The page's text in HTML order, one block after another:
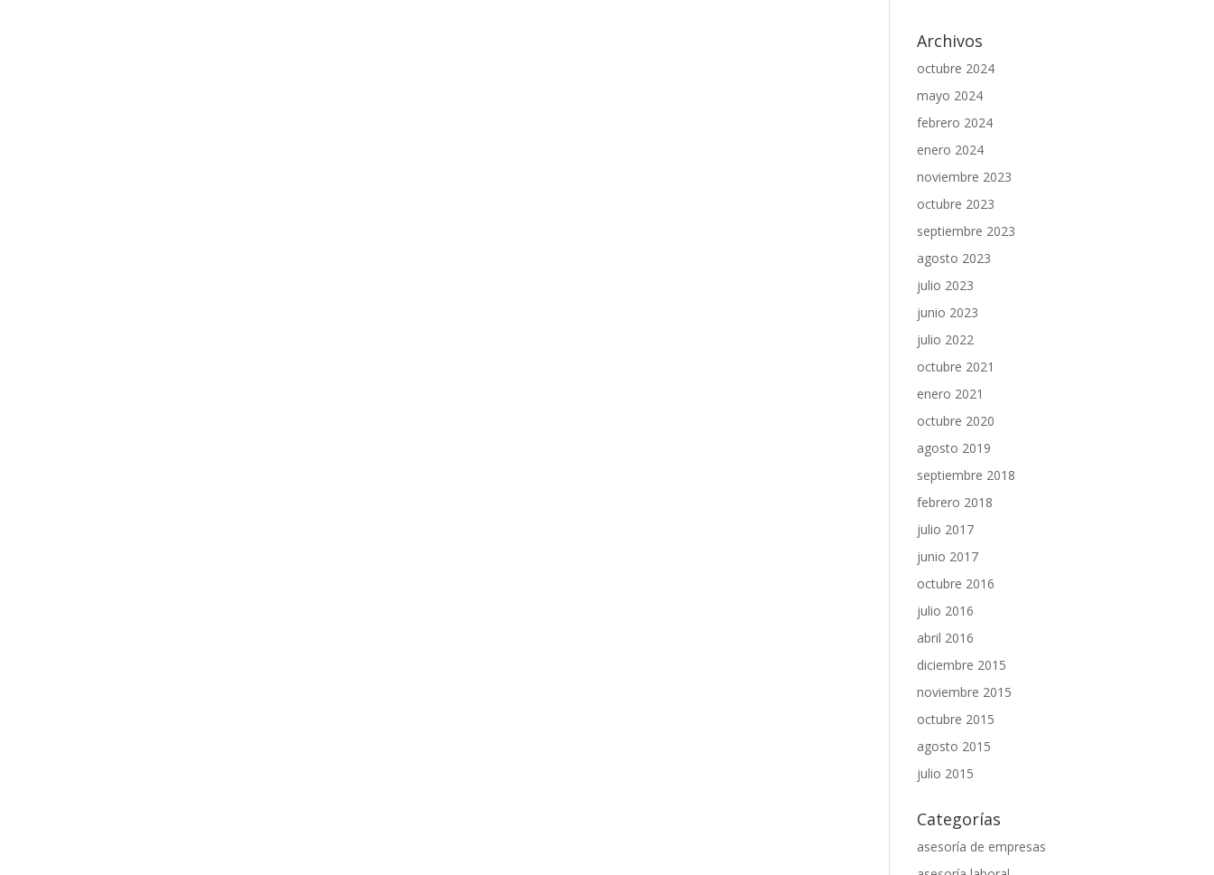
Archivos
octubre 2024
mayo 2024
febrero 2024
enero 2024
noviembre 2023
octubre 2023
septiembre 2023
agosto 2023
julio 2023
junio 2023
julio 2022
octubre 2021
enero 2021
octubre 2020
agosto 2019
septiembre 2018
febrero 2018
julio 2017
junio 2017
octubre 2016
julio 2016
abril 2016
diciembre 2015
noviembre 2015
octubre 2015
agosto 2015
julio 2015
Categorías
asesoría de empresas